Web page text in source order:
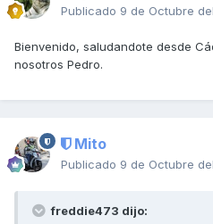
Publicado 9 de Octubre
Bienvenido, saludandote desde
nosotros Pedro.
Mito
Publicado 9 de Octubre
freddie473 dijo: